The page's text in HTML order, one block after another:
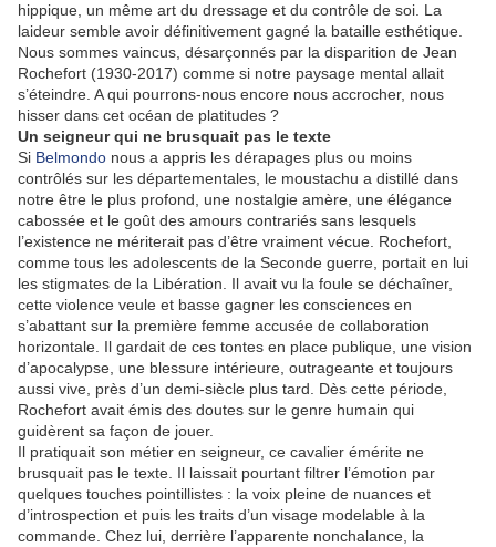
hippique, un même art du dressage et du contrôle de soi. La
laideur semble avoir définitivement gagné la bataille esthétique.
Nous sommes vaincus, désarçonnés par la disparition de Jean
Rochefort (1930-2017) comme si notre paysage mental allait
s’éteindre. A qui pourrons-nous encore nous accrocher, nous
hisser dans cet océan de platitudes ?
Un seigneur qui ne brusquait pas le texte
Si Belmondo nous a appris les dérapages plus ou moins
contrôlés sur les départementales, le moustachu a distillé dans
notre être le plus profond, une nostalgie amère, une élégance
cabossée et le goût des amours contrariés sans lesquels
l’existence ne mériterait pas d’être vraiment vécue. Rochefort,
comme tous les adolescents de la Seconde guerre, portait en lui
les stigmates de la Libération. Il avait vu la foule se déchaîner,
cette violence veule et basse gagner les consciences en
s’abattant sur la première femme accusée de collaboration
horizontale. Il gardait de ces tontes en place publique, une vision
d’apocalypse, une blessure intérieure, outrageante et toujours
aussi vive, près d’un demi-siècle plus tard. Dès cette période,
Rochefort avait émis des doutes sur le genre humain qui
guidèrent sa façon de jouer.
Il pratiquait son métier en seigneur, ce cavalier émérite ne
brusquait pas le texte. Il laissait pourtant filtrer l’émotion par
quelques touches pointillistes : la voix pleine de nuances et
d’introspection et puis les traits d’un visage modelable à la
commande. Chez lui, derrière l’apparente nonchalance, la